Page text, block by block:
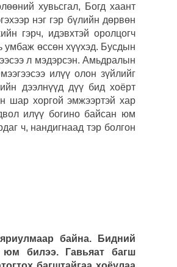
хувьсгал, Богд хаант
нэг гэр бүлийн дөрвөн
гэрч, идэвхтэй оролцогч
умбаж өссөн хүүхэд. Бусдын
л мэдэрсэн. Амьдралын
илүү олон зүйлийг
дээлнүүд дүү бид хоёрт
шар хоргой эмжээртэй хар
илүү богино байсан юм
ч, нандигнаад тэр болгон
байна. Бидний
юм билээ. Гавьяат багш